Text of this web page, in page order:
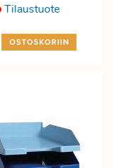
Tilaustuote